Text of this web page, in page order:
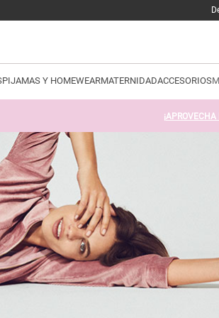
PIJAMAS Y HOMEWEARMATERNIDADACCESORIOS
¡APROVECHA